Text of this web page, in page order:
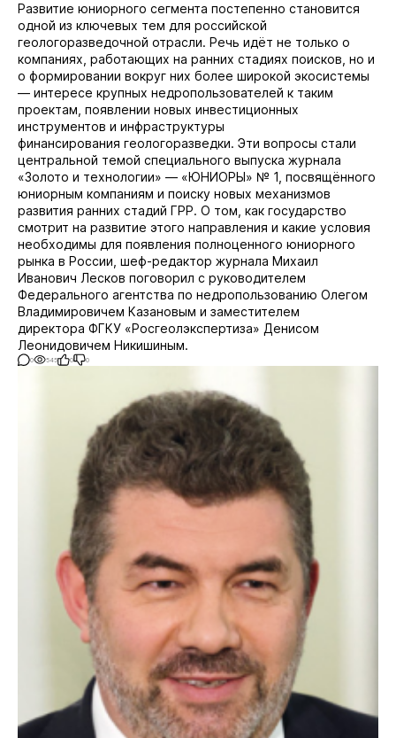
Развитие юниорного сегмента постепенно становится
одной из ключевых тем для российской
геологоразведочной отрасли. Речь идёт не только о
компаниях, работающих на ранних стадиях поисков, но и
о формировании вокруг них более широкой экосистемы
— интересе крупных недропользователей к таким
проектам, появлении новых инвестиционных
инструментов и инфраструктуры
финансирования геологоразведки. Эти вопросы стали
центральной темой специального выпуска журнала
«Золото и технологии» — «ЮНИОРЫ» № 1, посвящённого
юниорным компаниям и поиску новых механизмов
развития ранних стадий ГРР. О том, как государство
смотрит на развитие этого направления и какие условия
необходимы для появления полноценного юниорного
рынка в России, шеф-редактор журнала Михаил
Иванович Лесков поговорил с руководителем
Федерального агентства по недропользованию Олегом
Владимировичем Казановым и заместителем
директора ФГКУ «Росгеолэкспертиза» Денисом
Леонидовичем Никишиным.
0 545 0 0